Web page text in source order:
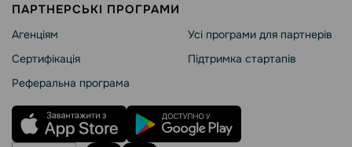
ПАРТНЕРСЬКІ ПРОГРАМИ
Агенціям
Сертифікація
Реферальна програма
Усі програми для партнерів
Підтримка стартапів